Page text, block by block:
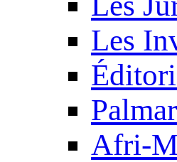
Les
Afri-